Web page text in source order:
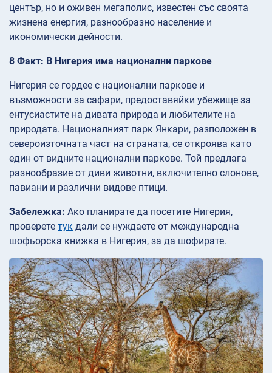
център, но и оживен мегаполис, известен със своята
жизнена енергия, разнообразно население и
икономически дейности.
8 Факт: В Нигерия има национални паркове
Нигерия се гордее с национални паркове и
възможности за сафари, предоставяйки убежище за
ентусиастите на дивата природа и любителите на
природата. Националният парк Янкари, разположен в
североизточната част на страната, се откроява като
един от видните национални паркове. Той предлага
разнообразие от диви животни, включително слонове,
павиани и различни видове птици.
Забележка: Ако планирате да посетите Нигерия,
проверете тук дали се нуждаете от международна
шофьорска книжка в Нигерия, за да шофирате.